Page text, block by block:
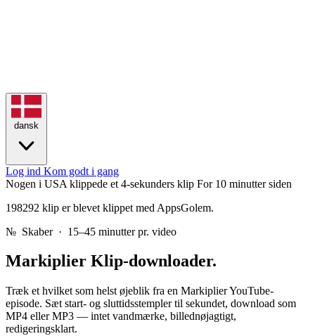
dansk
Log ind Kom godt i gang
Nogen i USA klippede et 4-sekunders klip For 10 minutter siden
198292 klip er blevet klippet med AppsGolem.
№ Skaber · 15–45 minutter pr. video
Markiplier Klip-downloader.
Træk et hvilket som helst øjeblik fra en Markiplier YouTube-
episode. Sæt start- og sluttidsstempler til sekundet, download som
MP4 eller MP3 — intet vandmærke, billednøjagtigt,
redigeringsklart.